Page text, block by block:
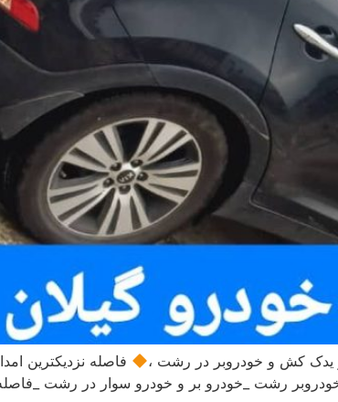
یدک کش و خودروبر در رشت ،
رشت _خودرو بر و خودرو سوار در رشت _فاصله